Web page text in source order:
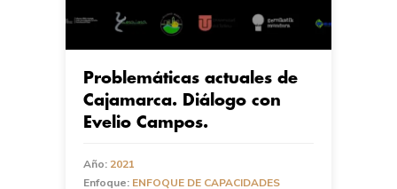
Problemáticas actuales de
Cajamarca. Diálogo con
Evelio Campos.
Año: 2021
Enfoque: ENFOQUE DE CAPACIDADES